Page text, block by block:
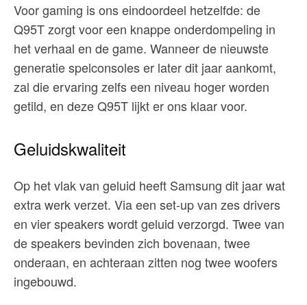
Voor gaming is ons eindoordeel hetzelfde: de
Q95T zorgt voor een knappe onderdompeling in
het verhaal en de game. Wanneer de nieuwste
generatie spelconsoles er later dit jaar aankomt,
zal die ervaring zelfs een niveau hoger worden
getild, en deze Q95T lijkt er ons klaar voor.
Geluidskwaliteit
Op het vlak van geluid heeft Samsung dit jaar wat
extra werk verzet. Via een set-up van zes drivers
en vier speakers wordt geluid verzorgd. Twee van
de speakers bevinden zich bovenaan, twee
onderaan, en achteraan zitten nog twee woofers
ingebouwd.